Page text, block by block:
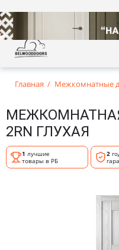
Главная Межкомнатные
МЕЖКОМНАТНАЯ
2RN ГЛУХАЯ
1 лучшие
товары в РБ
2